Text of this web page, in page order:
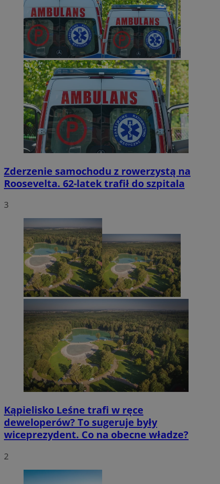
Zderzenie samochodu z rowerzystą na
Roosevelta. 62-latek trafił do szpitala
3
Kąpielisko Leśne trafi w ręce
deweloperów? To sugeruje były
wiceprezydent. Co na obecne władze?
2